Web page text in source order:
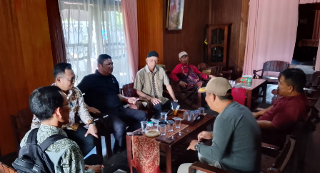
“Mutu konstruksi harus menjadi perhatian utama agar jalan
yang dibangun memiliki daya tahan yang baik dan dapat
dimanfaatkan masyarakat dalam jangka panjang,” ujarnya.
(Ujg/SB)
Views: 30
Bagikan ke
WhatsApp Facebook